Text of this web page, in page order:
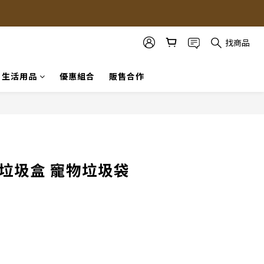
找商品
生活用品 優惠組合 販售合作
圾盒 寵物垃圾袋